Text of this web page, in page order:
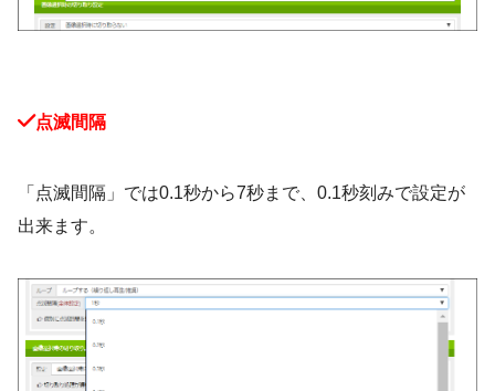
点滅間隔
「点滅間隔」では0.1秒から7秒まで、0.1秒刻みで設定が
出来ます。